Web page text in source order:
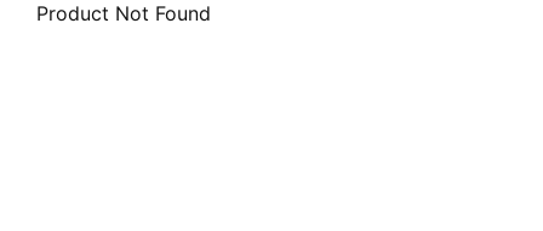
Product Not Found